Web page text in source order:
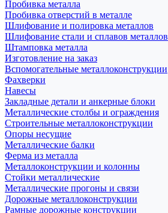
Пробивка металла
Пробивка отверстий в металле
Шлифование и полировка металлов
Шлифование стали и сплавов металлов
Штамповка металла
Изготовление на заказ
Вспомогательные металлоконструкции
Фахверки
Навесы
Закладные детали и анкерные блоки
Металлические столбы и ограждения
Строительные металлоконструкции
Опоры несущие
Металлические балки
Ферма из металла
Металлоконструкции и колонны
Стойки металлические
Металлические прогоны и связи
Дорожные металлоконструкции
Рамные дорожные конструкции